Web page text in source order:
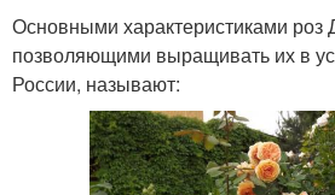
Гибридные розы
Морозостойкие розы
Основными характеристиками роз
позволяющими выращивать их в
России, называют: